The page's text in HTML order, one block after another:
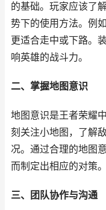
的基础。玩家应该了
势下的使用方法。例
更适合走中或下路。
响英雄的战斗力。
二、掌握地图意识
地图意识是王者荣耀
刻关注小地图，了解
况。通过合理的地图
而制定出相应的对策。
三、团队协作与沟通